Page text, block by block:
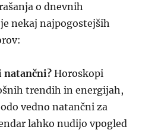
o dnevnih
nekaj najpogostejših
natančni? Horoskopi
trendih in energijah,
vedno natančni za
lahko nudijo vpogled